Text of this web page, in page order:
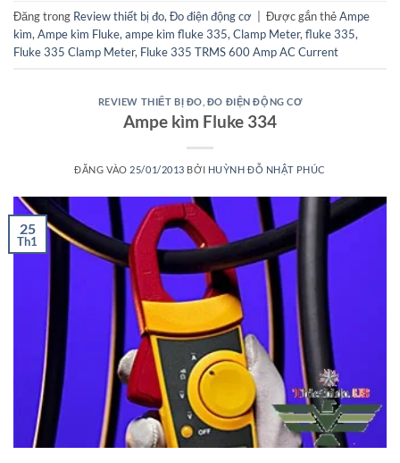
Đăng trong Review thiết bị đo, Đo điện động cơ Được gắn thẻAmpe
kìm, Ampe kìm Fluke, ampe kìm fluke 335, Clamp Meter, fluke 335,
Fluke 335 Clamp Meter, Fluke 335 TRMS 600 Amp AC Current
REVIEW THIẾT BỊ ĐO ĐO ĐIỆN ĐỘNG CƠ
Ampe kìm Fluke 334
ĐĂNG VÀO 25/01/2013 BỞI HUỲNH ĐỖ NHẬT PHÚC
25
Th1